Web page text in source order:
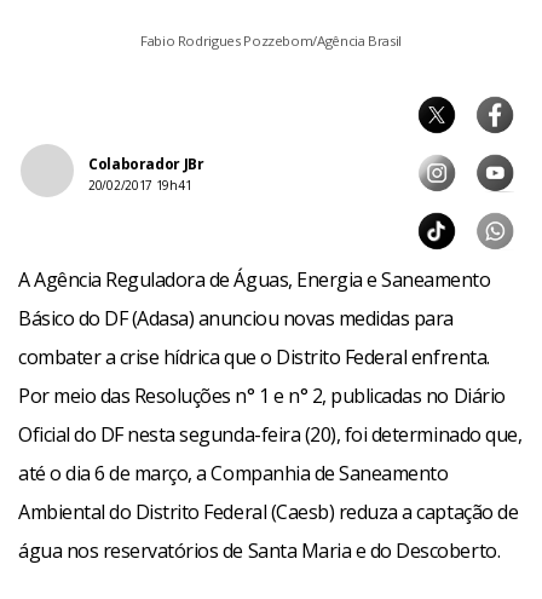
Fabio Rodrigues Pozzebom/Agência Brasil
Colaborador JBr
20/02/2017 19h41
A Agência Reguladora de Águas, Energia e Saneamento
Básico do DF (Adasa) anunciou novas medidas para
combater a crise hídrica que o Distrito Federal enfrenta.
Por meio das Resoluções n° 1 e n° 2, publicadas no Diário
Oficial do DF nesta segunda-feira (20), foi determinado que,
até o dia 6 de março, a Companhia de Saneamento
Ambiental do Distrito Federal (Caesb) reduza a captação de
água nos reservatórios de Santa Maria e do Descoberto.